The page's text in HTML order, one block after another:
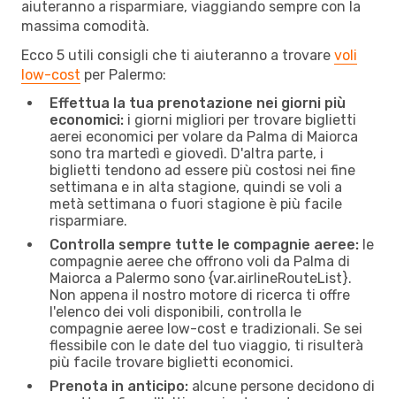
aiuteranno a risparmiare, viaggiando sempre con la
massima comodità.
Ecco 5 utili consigli che ti aiuteranno a trovare voli
low-cost per Palermo:
Effettua la tua prenotazione nei giorni più
economici: i giorni migliori per trovare biglietti
aerei economici per volare da Palma di Maiorca
sono tra martedì e giovedì. D'altra parte, i
biglietti tendono ad essere più costosi nei fine
settimana e in alta stagione, quindi se voli a
metà settimana o fuori stagione è più facile
risparmiare.
Controlla sempre tutte le compagnie aeree: le
compagnie aeree che offrono voli da Palma di
Maiorca a Palermo sono {​var.airlineRouteList}.
Non appena il nostro motore di ricerca ti offre
l'elenco dei voli disponibili, controlla le
compagnie aeree low-cost e tradizionali. Se sei
flessibile con le date del tuo viaggio, ti risulterà
più facile trovare biglietti economici.
Prenota in anticipo: alcune persone decidono di